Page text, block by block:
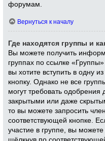
форумам.
Вернуться к началу
Где находятся группы и
Вы можете получить
группах по ссылке
вы хотите вступить в одну
кнопку. Однако не все
могут требовать одобрения
закрытыми или даже
то вы можете запросить
соответствующей кнопке.
участие в группе, вы